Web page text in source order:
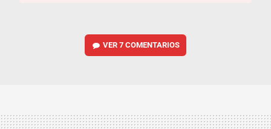
VER7 COMENTARIOS